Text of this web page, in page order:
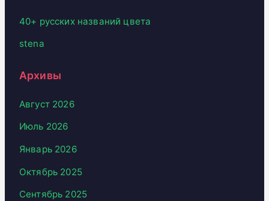
40+ русских названий цвета
stena
Архивы
Август 2026
Июль 2026
Январь 2026
Октябрь 2025
Сентябрь 2025